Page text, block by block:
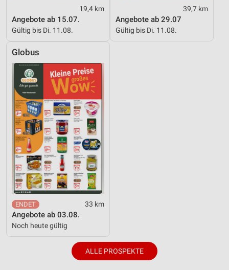
19,4 km
Angebote ab 15.07.
Gültig bis Di. 11.08.
39,7 km
Angebote ab 29.07
Gültig bis Di. 11.08.
Globus
33 km
Angebote ab 03.08.
Noch heute gültig
ALLE PROSPEKTE